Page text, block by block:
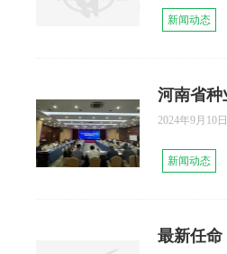
新闻动态
河南省种
2024年9月10
新闻动态
最新任命